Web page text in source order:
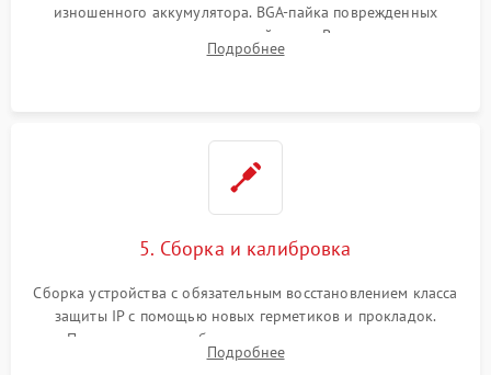
изношенного аккумулятора. BGA-пайка поврежденных
контроллеров на материнской плате. Восстановление
разъемов и кнопок, замена поврежденных элементов
Подробнее
5. Сборка и калибровка
Сборка устройства с обязательным восстановлением класса
защиты IP с помощью новых герметиков и прокладок.
Программная калибровка матрицы по эталонному
абсолютно черному телу для точного измерения температур.
Подробнее